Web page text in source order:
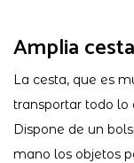
Amplia cesta
La cesta, que es
transportar todo lo
Dispone de un
mano los objetos